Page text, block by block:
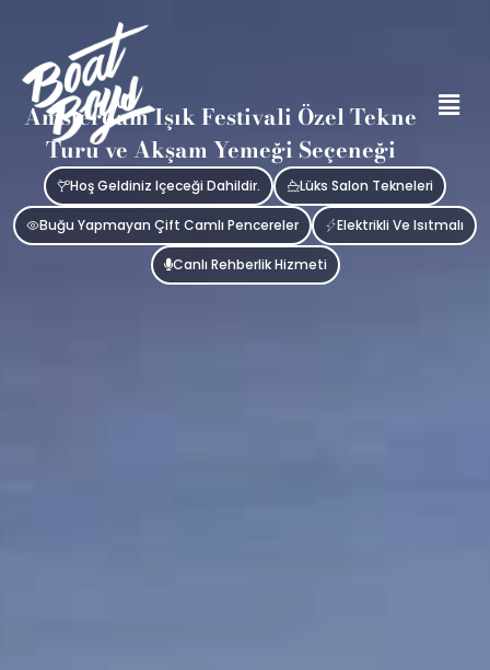
Amsterdam Işık Festivali Özel Tekne
Turu ve Akşam Yemeği Seçeneği
Hoş Geldiniz Içeceği Dahildir. Lüks Salon Tekneleri
Buğu Yapmayan Çift Camlı Pencereler Elektrikli Ve Isıtmalı
Canlı Rehberlik Hizmeti